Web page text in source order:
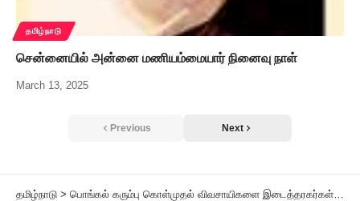
தமிழ்நாடு
சென்னையில் அன்னை மணியம்மையார் நினைவு நாள்
March 13, 2025
Previous Next
தமிழ்நாடு > பொங்கல் கரும்பு கொள்முதல் விவசாயிகளை இடைத்தரகர்கள் அணுகினால் நடவடிக்கை